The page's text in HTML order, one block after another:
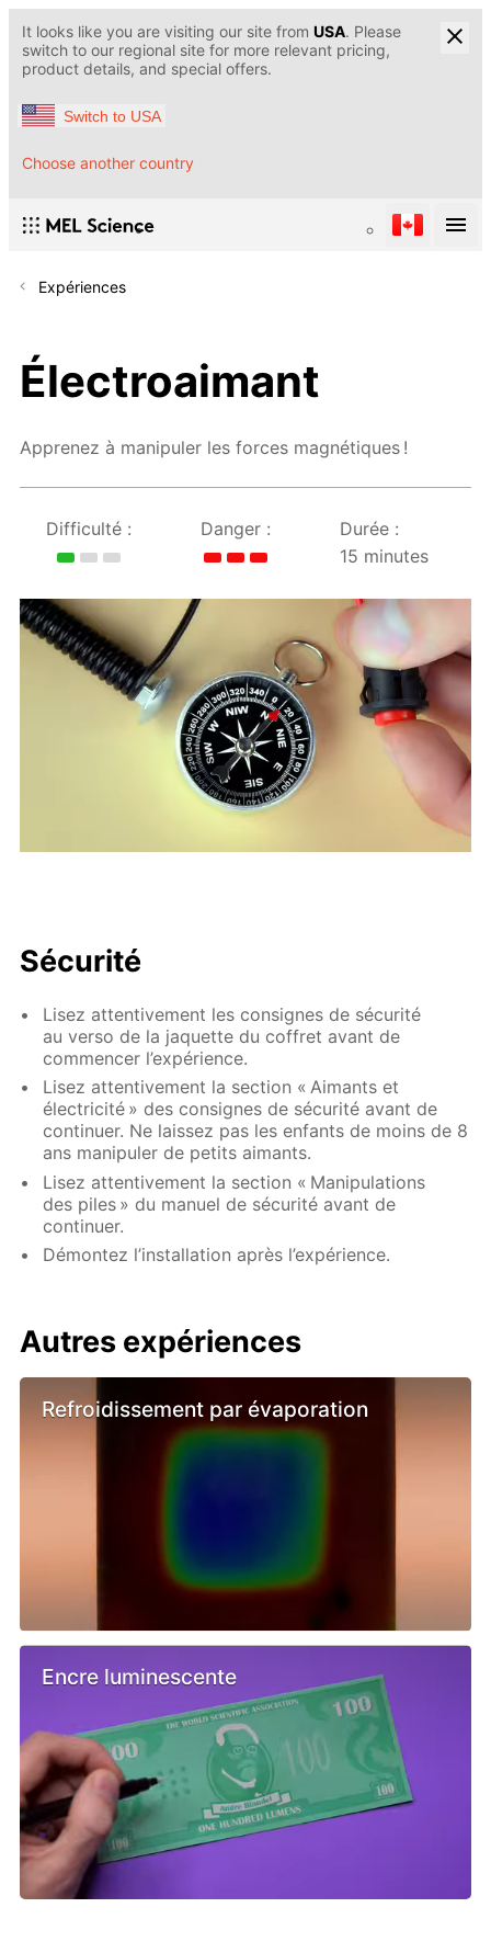
It looks like you are visiting our site from USA. Please
switch to our regional site for more relevant pricing,
product details, and special offers.
Switch to USA
Choose another country
Expériences
Électroaimant
Apprenez à manipuler les forces magnétiques !
Difficulté : Danger :
Durée :
15 minutes
Sécurité
Lisez attentivement les consignes de sécurité
au verso de la jaquette du coffret avant de
commencer l’expérience.
Lisez attentivement la section « Aimants et
électricité » des consignes de sécurité avant de
continuer. Ne laissez pas les enfants de moins de 8
ans manipuler de petits aimants.
Lisez attentivement la section « Manipulations
des piles » du manuel de sécurité avant de
continuer.
Démontez l’installation après l’expérience.
Autres expériences
Refroidissement par évaporation
Encre luminescente